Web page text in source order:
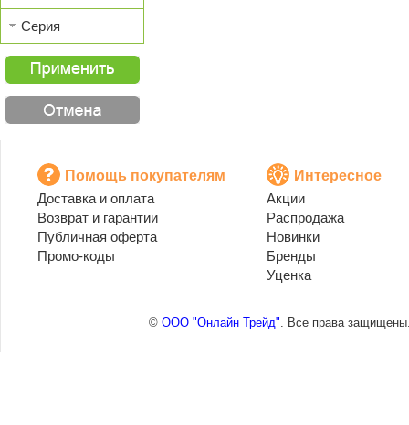
Серия
Помощь покупателям
Доставка и оплата
Возврат и гарантии
Публичная оферта
Промо-коды
Интересное
Акции
Распродажа
Новинки
Бренды
Уценка
© ООО "Онлайн Трейд". Все права